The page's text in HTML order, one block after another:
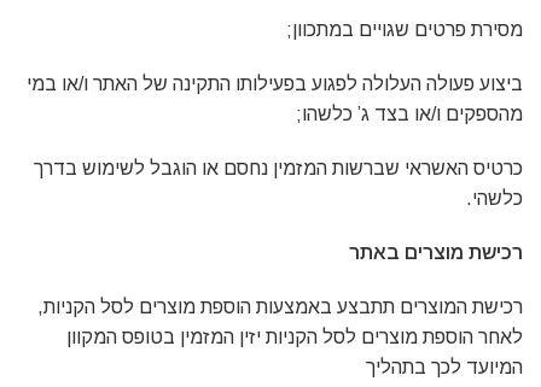
מסירת פרטים שגויים במתכוון;
ביצוע פעולה העלולה לפגוע בפעילותו התקינה של האתר ו/או במי
מהספקים ו/או בצד ג’ כלשהו;
כרטיס האשראי שברשות המזמין נחסם או הוגבל לשימוש בדרך
כלשהי.
רכישת מוצרים באתר
רכישת המוצרים תתבצע באמצעות הוספת מוצרים לסל הקניות,
לאחר הוספת מוצרים לסל הקניות יזין המזמין בטופס המקוון
המיועד לכך בתהליך